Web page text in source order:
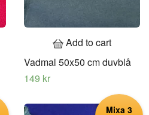
Add to cart
Vadmal 50x50 cm duvblå
149 kr
Mixa 3